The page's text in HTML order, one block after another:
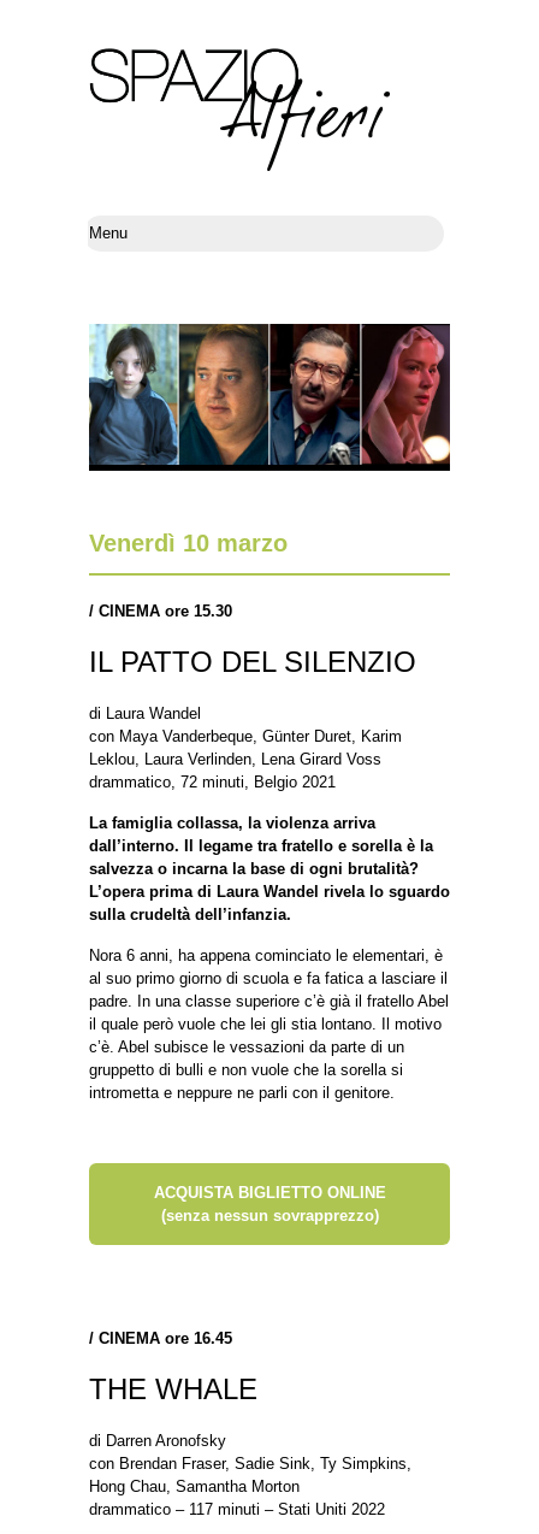
Venerdì 10 marzo
/ CINEMA ore 15.30
IL PATTO DEL SILENZIO
di Laura Wandel
con Maya Vanderbeque, Günter Duret, Karim
Leklou, Laura Verlinden, Lena Girard Voss
drammatico, 72 minuti, Belgio 2021
La famiglia collassa, la violenza arriva
dall’interno. Il legame tra fratello e sorella è la
salvezza o incarna la base di ogni brutalità?
L’opera prima di Laura Wandel rivela lo sguardo
sulla crudeltà dell’infanzia.
Nora 6 anni, ha appena cominciato le elementari, è
al suo primo giorno di scuola e fa fatica a lasciare il
padre. In una classe superiore c’è già il fratello Abel
il quale però vuole che lei gli stia lontano. Il motivo
c’è. Abel subisce le vessazioni da parte di un
gruppetto di bulli e non vuole che la sorella si
intrometta e neppure ne parli con il genitore.
ACQUISTA BIGLIETTO ONLINE
(senza nessun sovrapprezzo)
/ CINEMA ore 16.45
THE WHALE
di Darren Aronofsky
con Brendan Fraser, Sadie Sink, Ty Simpkins,
Hong Chau, Samantha Morton
drammatico – 117 minuti – Stati Uniti 2022